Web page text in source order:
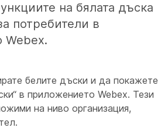
на бялата дъска
потребители в
Webex.
белите дъски и да покажете
в приложението Webex. Тези
на ниво организация,